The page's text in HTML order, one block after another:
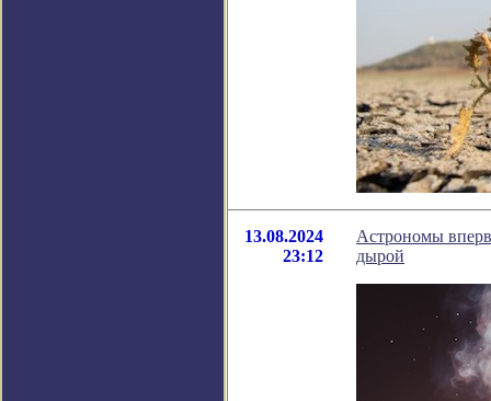
13.08.2024
23:12
Астрономы
дырой